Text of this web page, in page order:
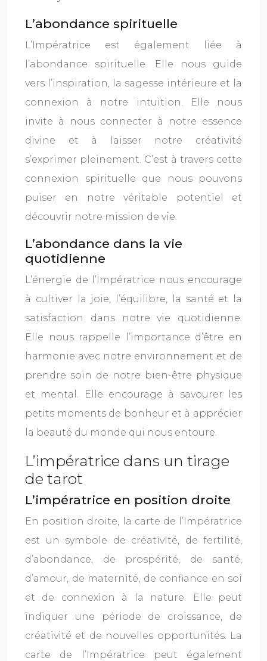
L’abondance spirituelle
L’Impératrice est également liée à
l’abondance spirituelle. Elle nous guide
vers l’inspiration, la sagesse intérieure et la
connexion à notre intuition. Elle nous
invite à nous connecter à notre essence
divine et à laisser notre créativité
s’exprimer pleinement. C’est à travers cette
connexion spirituelle que nous pouvons
puiser en notre véritable potentiel et
découvrir notre mission de vie.
L’abondance dans la vie
quotidienne
L’énergie de l’Impératrice nous encourage
à cultiver la joie, l’équilibre, la santé et la
satisfaction dans notre vie quotidienne.
Elle nous rappelle l’importance d’être en
harmonie avec notre environnement et de
prendre soin de notre bien-être physique
et mental. Elle encourage à savourer les
petits moments de bonheur et à apprécier
la beauté du monde qui nous entoure.
L’impératrice dans un tirage
de tarot
L’impératrice en position droite
En position droite, la carte de l’Impératrice
est un symbole de créativité, de fertilité,
d’abondance, de prospérité, de santé,
d’amour, de maternité, de confiance en soi
et de connexion à la nature. Elle peut
indiquer une période de croissance, de
créativité et de nouvelles opportunités. La
carte de l’Impératrice peut également